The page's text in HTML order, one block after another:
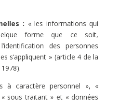
: « les informations qui
forme que ce soit,
des personnes
s’appliquent » (article 4 de la
à caractère personnel », «
sous traitant » et « données